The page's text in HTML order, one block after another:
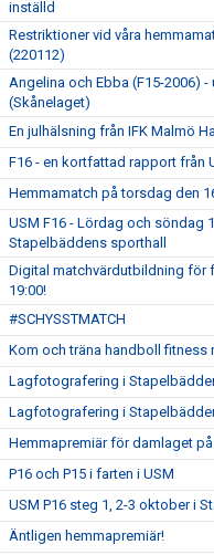
inställd
Restriktioner vid våra
(220112)
Angelina och Ebba (F15-2006)
(Skånelaget)
En julhälsning från IFK Malmö
F16 - en kortfattad rapport från
Hemmamatch på torsdag den
USM F16 - Lördag och söndag
Stapelbäddens sporthall
Digital matchvärdutbildning för
19:00!
#SCHYSSTMATCH
Kom och träna handboll fitness
Lagfotografering i
Lagfotografering i
Hemmapremiär för damlaget
P16 och P15 i farten i USM
USM P16 steg 1, 2-3 oktober i
Äntligen hemmapremiär!